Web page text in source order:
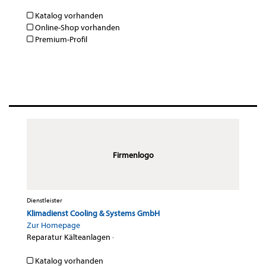
Katalog vorhanden
Online-Shop vorhanden
Premium-Profil
Firmenlogo
Dienstleister
Klimadienst Cooling & Systems GmbH
Zur Homepage
Reparatur Kälteanlagen ·
Katalog vorhanden